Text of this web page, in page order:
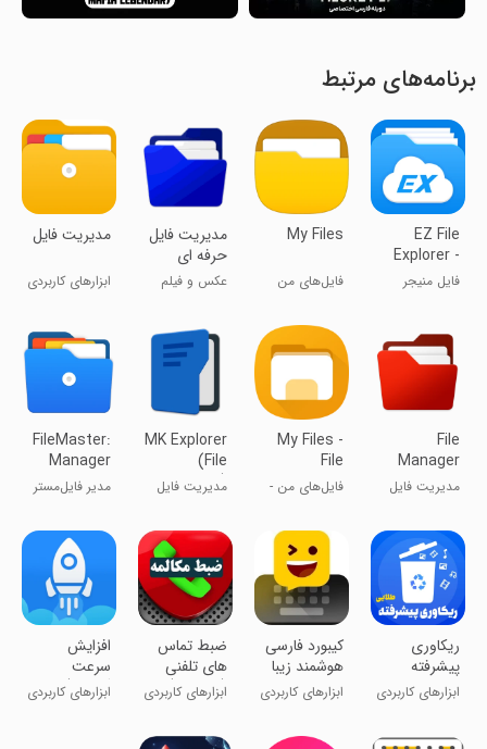
برنامه‌های مرتبط
EZ File
Explorer -
File
Manager
Clean
فایل منیجر
My Files
فایل‌های من
مدیریت فایل
حرفه ای
عکس و فیلم
مدیریت فایل
ابزارهای کاربردی
File
Manager
File Explorer
مدیریت فایل
My Files -
File
Manager
فایل‌های من -
MK Explorer
(File
manager)
مدیریت فایل
FileMaster:
Manager
مدیر فایل‌مستر
ریکاوری
پیشرفته
عکس و فیلم
ابزارهای کاربردی
کیبورد فارسی
هوشمند زیبا
نویس
ابزارهای کاربردی
ضبط تماس
های تلفنی
(دو طرفه)
ابزارهای کاربردی
افزایش
سرعت
گوشی(پیشرفته)
ابزارهای کاربردی